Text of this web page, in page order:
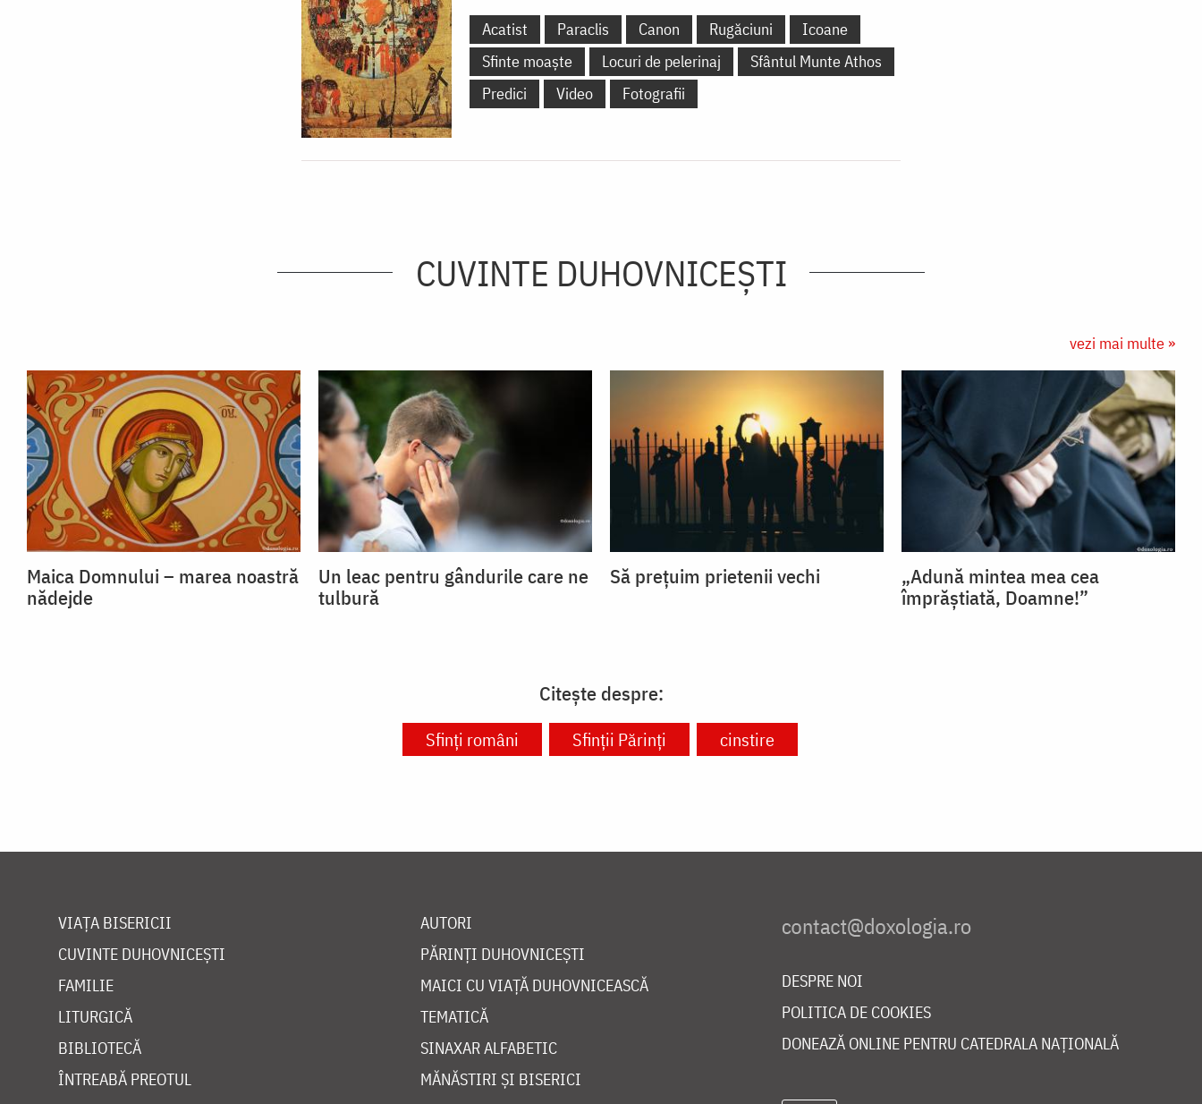
Acatist Paraclis Canon Rugăciuni
Icoane
Sfinte moaște
Locuri de pelerinaj
Sfântul Munte Athos
Predici
Video Fotografii
CUVINTE DUHOVNICEȘTI
vezi mai multe »
Maica Domnului – marea noastră
nădejde
Un leac pentru gândurile care ne
tulbură
Să prețuim prietenii vechi
„Adună mintea mea cea
împrăștiată, Doamne!”
Citește despre:
Sfinți români Sfinții Părinți cinstire
VIAȚA BISERICII
CUVINTE DUHOVNICEȘTI
FAMILIE
LITURGICĂ
BIBLIOTECĂ
ÎNTREABĂ PREOTUL
AUTORI
PĂRINȚI DUHOVNICEȘTI
MAICI CU VIAȚĂ DUHOVNICEASCĂ
TEMATICĂ
SINAXAR ALFABETIC
MĂNĂSTIRI ȘI BISERICI
DESPRE NOI
POLITICA DE COOKIES
DONEAZĂ ONLINE PENTRU CATEDRALA NAȚIONALĂ